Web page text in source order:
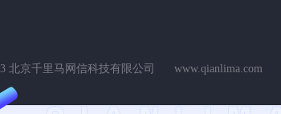
北京千里马网信科技有限公司 www.qianlima.com